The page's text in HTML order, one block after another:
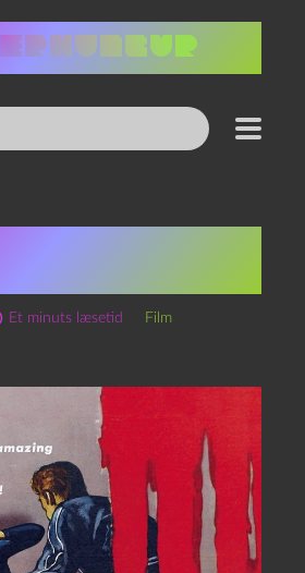
Et minuts læsetid Film